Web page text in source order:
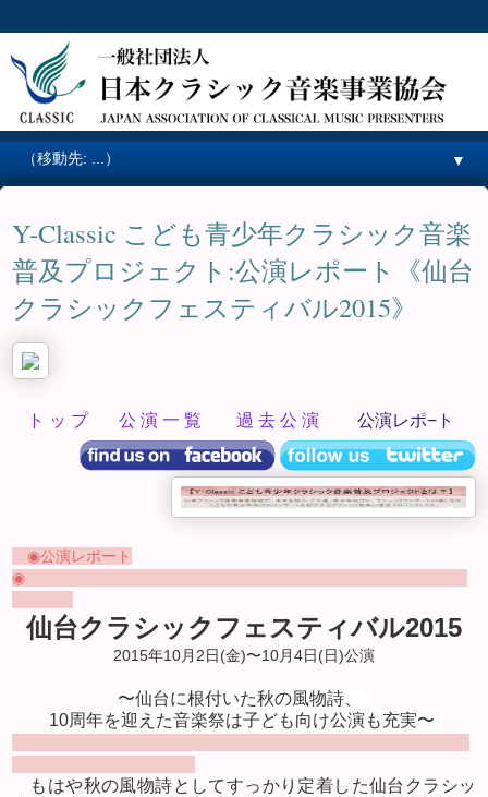
▼
Y-Classic こども青少年クラシック音楽
普及プロジェクト:公演レポート《仙台
クラシックフェスティバル2015》
ト ッ プ 公 演 一 覧 過 去 公 演 公演レポ−ト
◉公演レポート
◉
仙台クラシックフェスティバル2015
2015年10月2日(金)〜10月4日(日)公演
〜仙台に根付いた秋の風物詩、
10周年を迎えた音楽祭は子ども向け公演も充実〜
もはや秋の風物詩としてすっかり定着した仙台クラシッ